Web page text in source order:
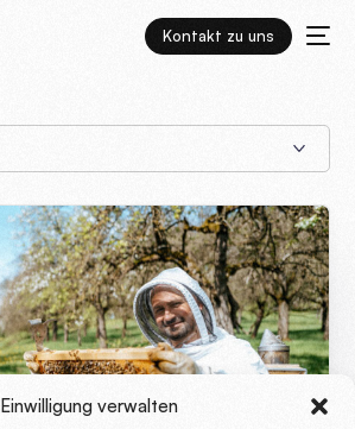
Einwilligung verwalten
Kontakt zu uns